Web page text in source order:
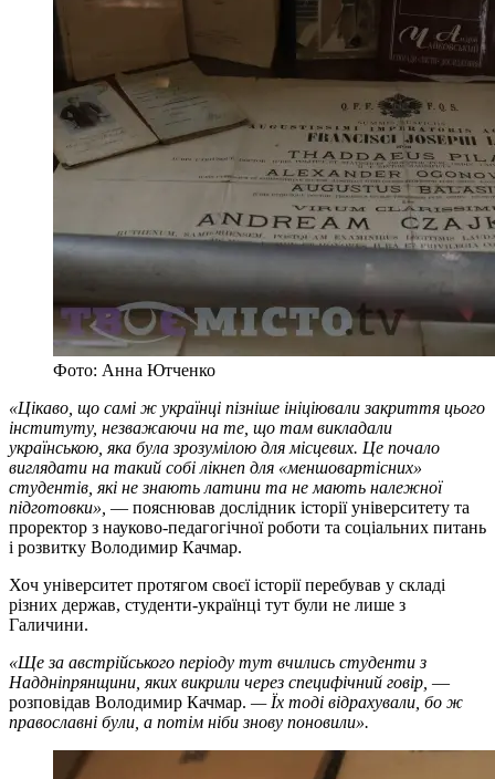
Фото: Анна Ютченко
«Цікаво, що самі ж українці пізніше ініціювали закриття цього
інституту, незважаючи на те, що там викладали
українською, яка була зрозумілою для місцевих. Це почало
виглядати на такий собі лікнеп для «меншовартісних»
студентів, які не знають латини та не мають належної
підготовки», — пояснював дослідник історії університету та
проректор з науково-педагогічної роботи та соціальних питань
і розвитку Володимир Качмар.
Хоч університет протягом своєї історії перебував у складі
різних держав, студенти-українці тут були не лише з
Галичини.
«Ще за австрійського періоду тут вчились студенти з
Наддніпрянщини, яких викрили через специфічний говір, —
розповідав Володимир Качмар. — Їх тоді відрахували, бо ж
православні були, а потім ніби знову поновили».